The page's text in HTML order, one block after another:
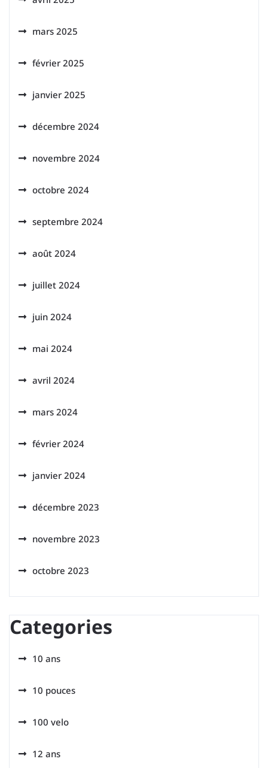
mars 2025
février 2025
janvier 2025
décembre 2024
novembre 2024
octobre 2024
septembre 2024
août 2024
juillet 2024
juin 2024
mai 2024
avril 2024
mars 2024
février 2024
janvier 2024
décembre 2023
novembre 2023
octobre 2023
Categories
10 ans
10 pouces
100 velo
12 ans